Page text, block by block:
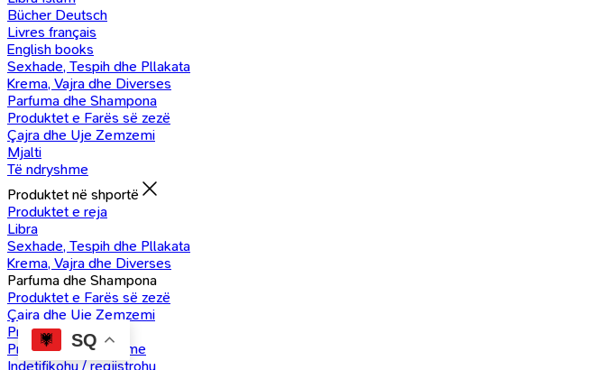
SQ
Bücher Deutsch
Livres français
English books
Sexhade, Tespih dhe Pllakata
Krema, Vajra dhe Diverses
Parfuma dhe Shampona
Produktet e Farës së zezë
Çajra dhe Uje Zemzemi
Mjalti
Të ndryshme
Produktet në shportë
Produktet e reja
Libra
Sexhade, Tespih dhe Pllakata
Krema, Vajra dhe Diverses
Parfuma dhe Shampona
Produktet e Farës së zezë
Çajra dhe Uje Zemzemi
Produkte Mjalti
Produkte të ndryshme
Indetifikohu / regjistrohu